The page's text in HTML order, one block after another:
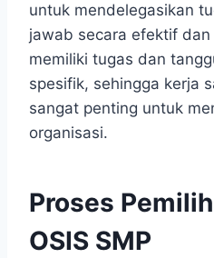
untuk mendelegasikan
jawab secara efektif
memiliki tugas dan
spesifik, sehingga kerja
sangat penting untuk
organisasi.
Proses
OSIS SMP